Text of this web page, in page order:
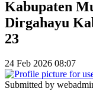
Kabupaten
Dirgahayu
23
24 Feb 2026 08:07
Submitted by